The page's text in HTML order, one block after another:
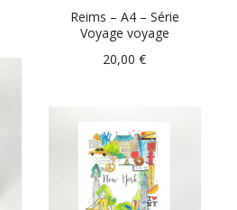
Reims – A4 – Série
Voyage voyage
20,00€